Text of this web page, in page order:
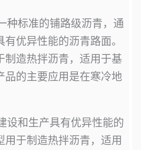
种标准的铺路级沥青，通
优异性能的沥青路面。
制造热拌沥青，适用于基
品的主要应用是在寒冷地
设和生产具有优异性能的
于制造热拌沥青，适用